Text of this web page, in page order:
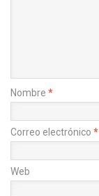
Nombre *
Correo electrónico *
Web